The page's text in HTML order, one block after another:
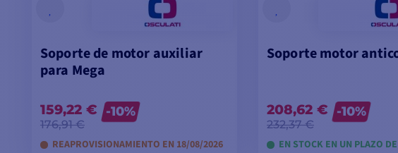
Soporte de motor auxiliar
para Mega
159,22 €
176,91 €
-10%
REAPROVISIONAMIENTO EN 18/08/2026
Soporte motor
208,62 €
232,37 €
-10%
EN STOCK EN UN PLAZO